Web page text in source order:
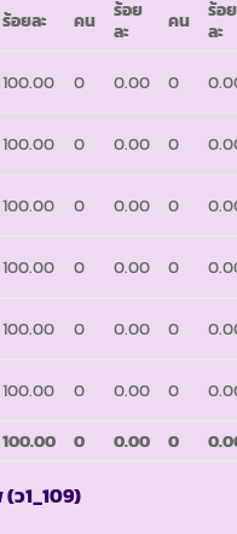
ร้อยละ คน
ร้อย
ละ
คน
ร้อย
ละ
100.00 0 0.00 0
100.00 0 0.00 0
100.00 0 0.00 0
100.00 0 0.00 0
100.00 0 0.00 0
100.00 0 0.00 0
100.00 0 0.00 0
(ว1_109)